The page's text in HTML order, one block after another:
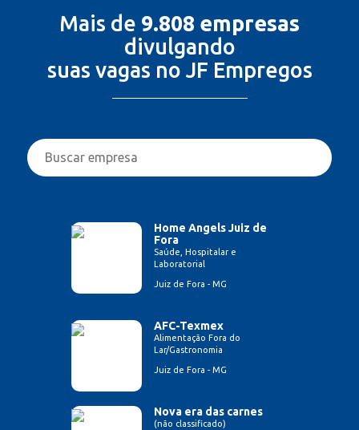
Mais de 9.808 empresas
divulgando
suas vagas no JF Empregos
Home Angels Juiz de
Fora
Saúde, Hospitalar e
Laboratorial
Juiz de Fora - MG
AFC-Texmex
Alimentação Fora do
Lar/Gastronomia
Juiz de Fora - MG
Nova era das carnes
(não classificado)